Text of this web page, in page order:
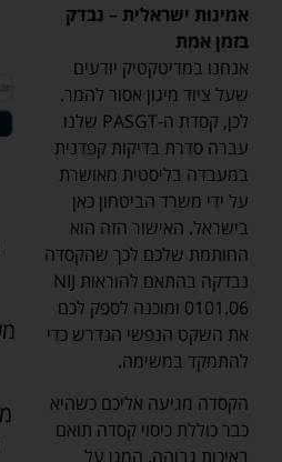
אמינות ישראלית – נבדק
בזמן אמת
אנחנו במדיטקטיק יודעים
שעל ציוד מיגון אסור להמר.
לכן, קסדת ה-PASGT שלנו
עברה סדרת בדיקות קפדנית
במעבדה בליסטית מאושרת
על ידי משרד הביטחון כאן
בישראל. האישור הזה הוא
החותמת שלכם לכך שהקסדה
נבדקה בהתאם להוראות NIJ
0101.06 ומוכנה לספק לכם
את השקט הנפשי הנדרש כדי
להתמקד במשימה.
הקסדה מגיעה אליכם כשהיא
כבר כוללת כיסוי קסדה תואם
באיכות גבוהה, המגן על